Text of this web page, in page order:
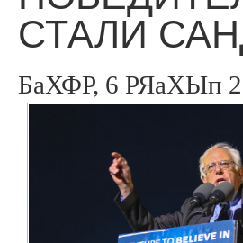
СТАЛИ
БаХФР, 6 РЯаХЫп